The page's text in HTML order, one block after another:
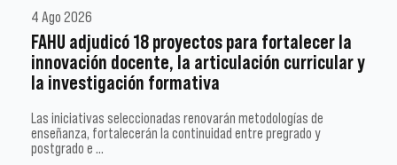
4 Ago 2026
FAHU adjudicó 18 proyectos para fortalecer la
innovación docente, la articulación curricular y
la investigación formativa
Las iniciativas seleccionadas renovarán metodologías de
enseñanza, fortalecerán la continuidad entre pregrado y
postgrado e …